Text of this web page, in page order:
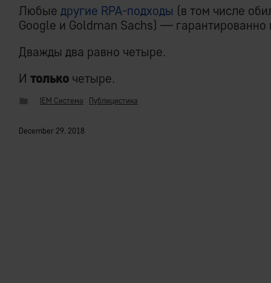
Любые другие RPA-подходы (в том числе
Google и Goldman Sachs) — гарантированно
Дважды два равно четыре.
И только четыре.
IEM Система Публицистика
December 29, 2018